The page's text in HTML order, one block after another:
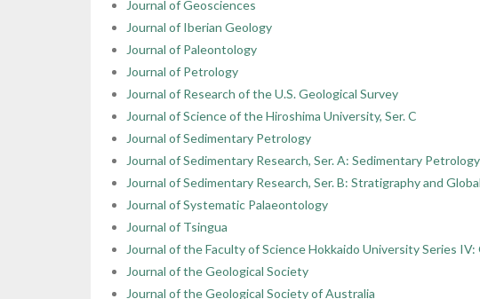
Journal of Geosciences
Journal of Iberian Geology
Journal of Paleontology
Journal of Petrology
Journal of Research of the U.S. Geological Survey
Journal of Science of the Hiroshima University, Ser. C
Journal of Sedimentary Petrology
Journal of Sedimentary Research, Ser. A: Sedimentary
Journal of Sedimentary Research, Ser. B: Stratigraphy and
Journal of Systematic Palaeontology
Journal of Tsingua
Journal of the Faculty of Science Hokkaido University Series
Journal of the Geological Society
Journal of the Geological Society of Australia